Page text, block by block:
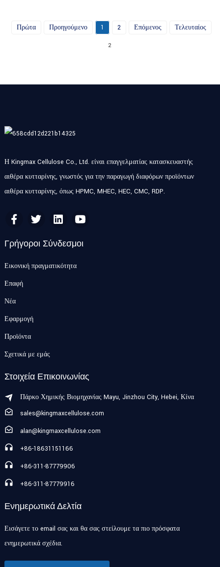
Πρώτα Προηγούμενο 1 2 Επόμενος Τελευταίος
2
Η Kingmax Cellulose Co., Ltd. είναι επαγγελματίας κατασκευαστής
αιθέρα κυτταρίνης, γνωστός για την παραγωγή διαφόρων προϊόντων
αιθέρα κυτταρίνης, όπως HPMC, MHEC, HEC, CMC, RDP.
Γρήγοροι Σύνδεσμοι
Εικονική πραγματικότητα
Επαφή
Νέα
Εφαρμογή
Προϊόντα
Σχετικά με εμάς
Στοιχεία Επικοινωνίας
Πάρκο Χημικής Βιομηχανίας Mayu, Jinzhou City, Hebei, Κίνα
sales@kingmaxcellulose.com
alan@kingmaxcellulose.com
+86-18631151166
+86-311-87779906
+86-311-87779916
Ενημερωτικά Δελτία
Εισάγετε το email σας και θα σας στείλουμε τα πιο πρόσφατα
ενημερωτικά σχέδια.